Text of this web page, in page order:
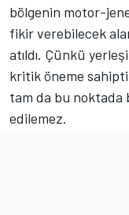
bölgenin motor-
fikir verebilecek
atıldı. Çünkü
kritik öneme
tam da bu noktada
edilemez.